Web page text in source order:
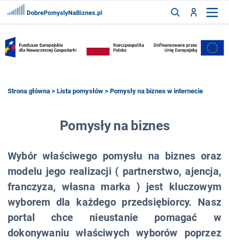
ZALOGUJ
ZAREJESTRUJ
FRANCZYZY
Strona główna > Lista pomysłów > Pomysły na biznes w internecie
Pomysły na biznes
Wybór właściwego pomysłu na biznes oraz
modelu jego realizacji ( partnerstwo, ajencja,
franczyza, własna marka ) jest kluczowym
wyborem dla każdego przedsiębiorcy. Nasz
portal chce nieustanie pomagać w
dokonywaniu właściwych wyborów poprzez